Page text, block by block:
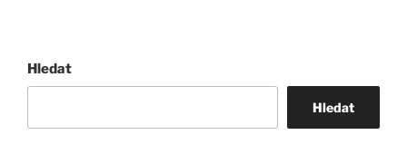
Hledat
Hledat